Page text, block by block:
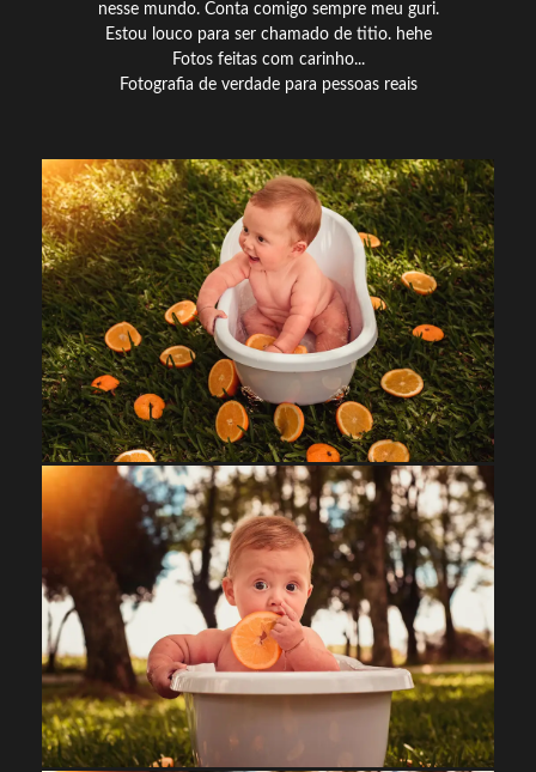
nesse mundo. Conta comigo sempre meu guri.
Estou louco para ser chamado de titio. hehe
Fotos feitas com carinho...
Fotografia de verdade para pessoas reais